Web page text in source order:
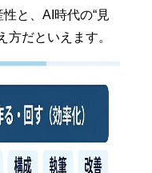
と、AI時代の“見
方だといえます。